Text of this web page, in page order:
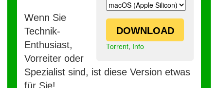
DOWNLOAD
Torrent, Info
Wenn Sie
Technik-
Enthusiast,
Vorreiter oder
Spezialist sind, ist diese Version etwas
für Sie!